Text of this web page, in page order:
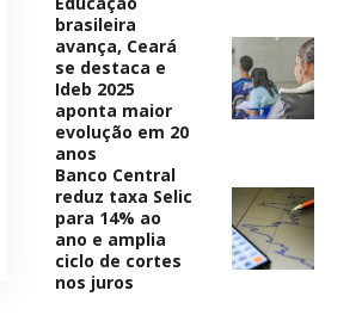
brasileira
avança, Ceará
se destaca e
Ideb 2025
aponta maior
evolução em 20
anos
Banco Central
reduz taxa Selic
para 14% ao
ano e amplia
ciclo de cortes
nos juros